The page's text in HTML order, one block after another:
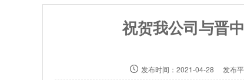
祝贺我公司与晋
发布时间：2021-04-28 发布